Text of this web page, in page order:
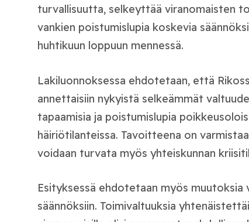
turvallisuutta, selkeyttää viranomaisten
vankien poistumislupia koskevia
huhtikuun loppuun mennessä.
Lakiluonnoksessa ehdotetaan, että
annettaisiin nykyistä selkeämmät
tapaamisia ja poistumislupia
häiriötilanteissa. Tavoitteena on
voidaan turvata myös yhteiskunnan
Esityksessä ehdotetaan myös muutoksia
säännöksiin. Toimivaltuuksia